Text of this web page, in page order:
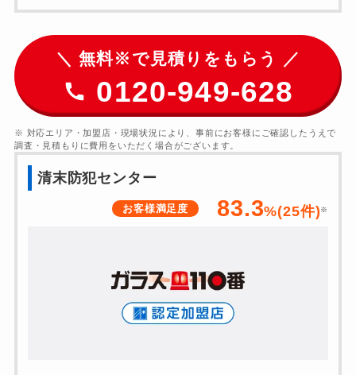
＼ 無料※で見積りをもらう ／
0120-949-628
※ 対応エリア・加盟店・現場状況により、事前にお客様にご確認したうえで
調査・見積もりに費用をいただく場合がございます。
清末防犯センター
お客様満足度 83.3%(25件) ※